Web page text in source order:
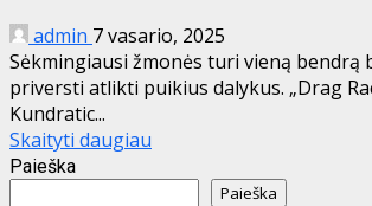
admin 7 vasario, 2025
Sėkmingiausi žmonės turi vieną bendrą
priversti atlikti puikius dalykus. „Drag
Kundratic...
Skaityti daugiau
Paieška
Paieška